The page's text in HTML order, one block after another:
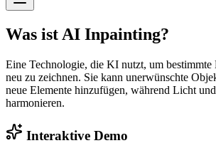
Was ist AI Inpainting?
Eine Technologie, die KI nutzt, um bestimmte
neu zu zeichnen. Sie kann unerwünschte
neue Elemente hinzufügen, während Licht
harmonieren.
Interaktive Demo